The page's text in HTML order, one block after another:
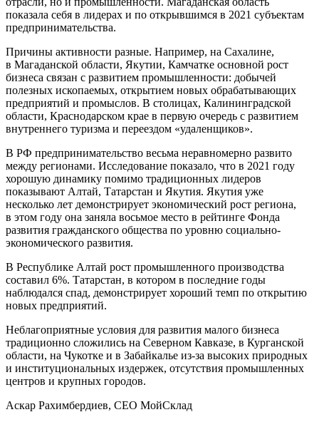
показала себя в лидерах и по открывшимся в 2021 субъектам
предпринимательства.
Причины активности разные. Например, на Сахалине,
в Магаданской области, Якутии, Камчатке основной рост
бизнеса связан с развитием промышленности: добычей
полезных ископаемых, открытием новых обрабатывающих
предприятий и промыслов. В столицах, Калининградской
области, Краснодарском крае в первую очередь с развитием
внутреннего туризма и переездом «удаленщиков».
В РФ предпринимательство весьма неравномерно развито
между регионами. Исследование показало, что в 2021 году
хорошую динамику помимо традиционных лидеров
показывают Алтай, Татарстан и Якутия. Якутия уже
несколько лет демонстрирует экономический рост региона,
в этом году она заняла восьмое место в рейтинге Фонда
развития гражданского общества по уровню социально-
экономического развития.
В Республике Алтай рост промышленного производства
составил 6%. Татарстан, в котором в последние годы
наблюдался спад, демонстрирует хороший темп по открытию
новых предприятий.
Неблагоприятные условия для развития малого бизнеса
традиционно сложились на Северном Кавказе, в Курганской
области, на Чукотке и в Забайкалье из-за высоких природных
и институциональных издержек, отсутствия промышленных
центров и крупных городов.
Аскар Рахимбердиев, CEO МойСклад